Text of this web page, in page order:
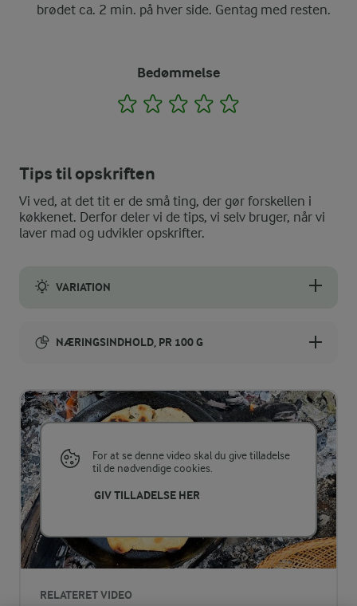
brødet ca. 2 min. på hver side. Gentag med resten.
Bedømmelse
1 2 3 4
Tips til opskriften
Vi ved, at det tit er de små ting, der gør forskellen i
køkkenet. Derfor deler vi de tips, vi selv bruger, når vi
laver mad og udvikler opskrifter.
VARIATION
NÆRINGSINDHOLD, PR 100 G
1070 kJ / 256 kcal
Energifordeling
ENERGI PR 100 G
Fiber:
2,4 g
For at se denne video skal du give tilladelse
til de nødvendige cookies.
GIV TILLADELSE HER
RELATERET VIDEO